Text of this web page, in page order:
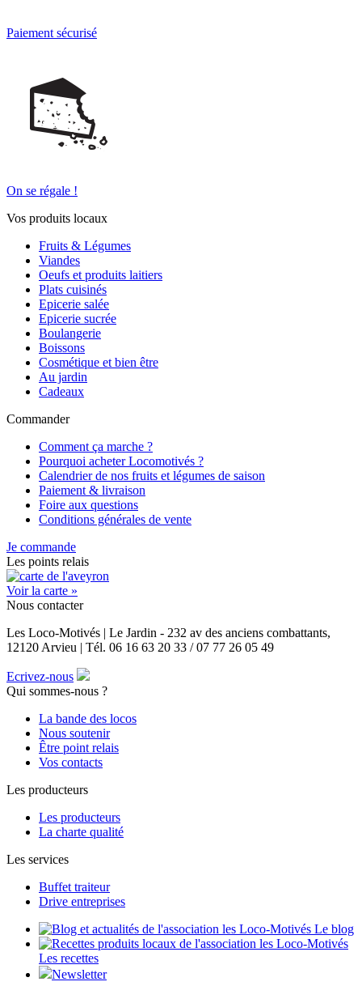
Paiement sécurisé
On se régale !
Vos produits locaux
Fruits & Légumes
Viandes
Oeufs et produits laitiers
Plats cuisinés
Epicerie salée
Epicerie sucrée
Boulangerie
Boissons
Cosmétique et bien être
Au jardin
Cadeaux
Commander
Comment ça marche ?
Pourquoi acheter Locomotivés ?
Calendrier de nos fruits et légumes de saison
Paiement & livraison
Foire aux questions
Conditions générales de vente
Je commande
Les points relais
Voir la carte »
Nous contacter
Les Loco-Motivés | Le Jardin - 232 av des anciens combattants,
12120 Arvieu | Tél. 06 16 63 20 33 / 07 77 26 05 49
Ecrivez-nous
Qui sommes-nous ?
La bande des locos
Nous soutenir
Être point relais
Vos contacts
Les producteurs
Les producteurs
La charte qualité
Les services
Buffet traiteur
Drive entreprises
Le blog
Les recettes
Newsletter